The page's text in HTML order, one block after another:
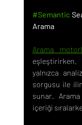
#Semantic
Arama
Arama
yalnızca
sorgusu ile
sunar.
içeriği